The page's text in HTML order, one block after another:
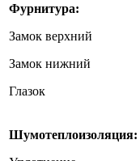
Фурнитура:
Замок верхний
Замок нижний
Глазок
Шумотеплоизоляция: